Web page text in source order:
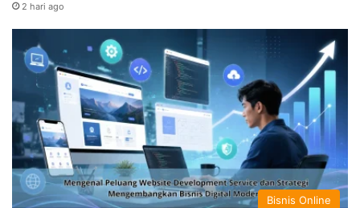
2 hari ago
Bisnis Online